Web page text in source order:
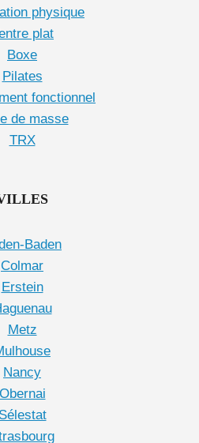
physique
plat
Boxe
Pilates
fonctionnel
de masse
TRX
Baden
Colmar
Erstein
Metz
Nancy
Obernai
Sélestat